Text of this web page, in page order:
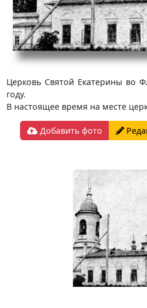
Церковь Святой Екатерины во
году.
В настоящее время на месте
Добавить фото